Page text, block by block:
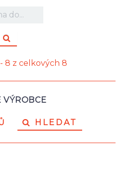
8 z celkových 8
VÝROBCE
HLEDAT